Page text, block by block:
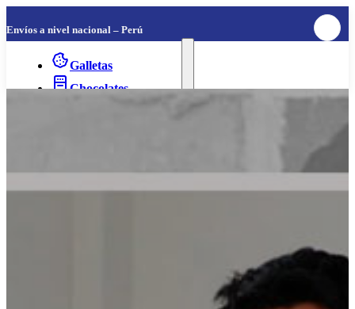
Envíos a nivel nacional – Perú
Galletas
Chocolates